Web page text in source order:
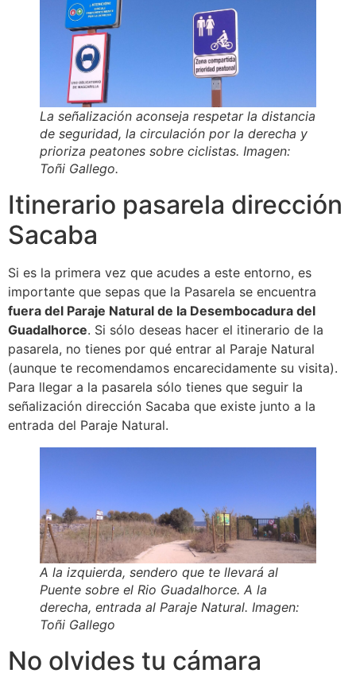
La señalización aconseja respetar la distancia
de seguridad, la circulación por la derecha y
prioriza peatones sobre ciclistas. Imagen:
Toñi Gallego.
Itinerario pasarela dirección
Sacaba
Si es la primera vez que acudes a este entorno, es
importante que sepas que la Pasarela se encuentra
fuera del Paraje Natural de la Desembocadura del
Guadalhorce. Si sólo deseas hacer el itinerario de la
pasarela, no tienes por qué entrar al Paraje Natural
(aunque te recomendamos encarecidamente su visita).
Para llegar a la pasarela sólo tienes que seguir la
señalización dirección Sacaba que existe junto a la
entrada del Paraje Natural.
A la izquierda, sendero que te llevará al
Puente sobre el Rio Guadalhorce. A la
derecha, entrada al Paraje Natural. Imagen:
Toñi Gallego
No olvides tu cámara